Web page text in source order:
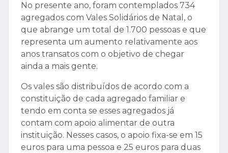
No presente ano, foram contemplados 734
agregados com Vales Solidários de Natal, o
que abrange um total de 1.700 pessoas e que
representa um aumento relativamente aos
anos transatos com o objetivo de chegar
ainda a mais gente.
Os vales são distribuídos de acordo com a
constituição de cada agregado familiar e
tendo em conta se esses agregados já
contam com apoio alimentar de outra
instituição. Nesses casos, o apoio fixa-se em 15
euros para uma pessoa e 25 euros para duas